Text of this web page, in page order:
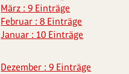
März : 9 Einträge
Februar : 8 Einträge
Januar : 10 Einträge
Dezember : 9 Einträge